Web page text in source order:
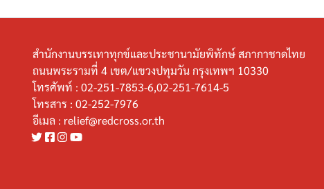
สำนักงานบรรเทาทุกข์และประชานามัยพิทักษ์ สภากาชาดไทย
ถนนพระรามที่ 4 เขต/แขวงปทุมวัน กรุงเทพฯ 10330
โทรศัพท์ : 02-251-7853-6,02-251-7614-5
โทรสาร : 02-252-7976
อีเมล : relief@redcross.or.th